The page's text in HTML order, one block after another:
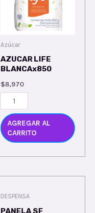
Azúcar
AZUCAR LIFE
BLANCAx850
$8,970
AGREGAR AL
CARRITO
DESPENSA
PANELA SF